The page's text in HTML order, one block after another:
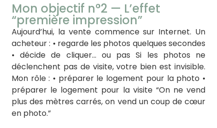
Mon objectif n°2 — L’effet
“première impression”
Aujourd’hui, la vente commence sur Internet. Un
acheteur : • regarde les photos quelques secondes
• décide de cliquer… ou pas Si les photos ne
déclenchent pas de visite, votre bien est invisible.
Mon rôle : • préparer le logement pour la photo •
préparer le logement pour la visite “On ne vend
plus des mètres carrés, on vend un coup de cœur
en photo.”